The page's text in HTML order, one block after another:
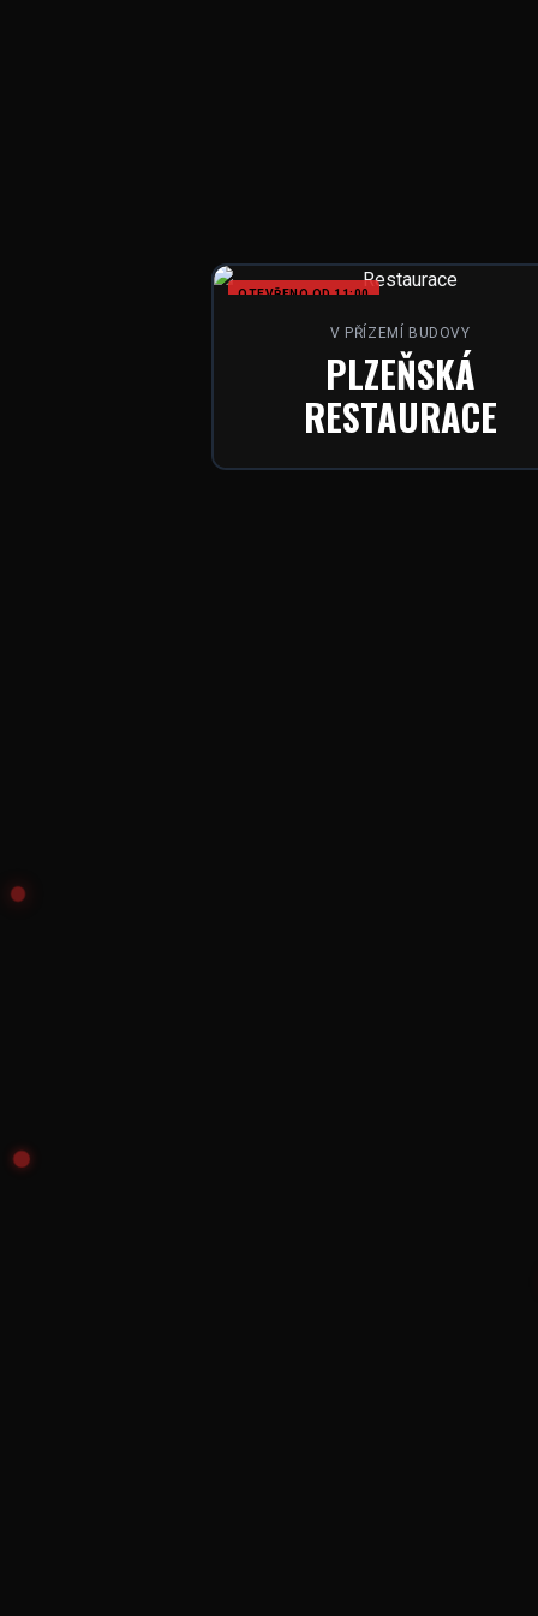
OTEVŘENO OD 11:00
V PŘÍZEMÍ BUDOVY
PLZEŇSKÁ
RESTAURACE